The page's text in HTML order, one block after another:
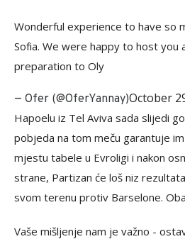
Wonderful experience to have so
Sofia. We were happy to host you
preparation to Oly
— Ofer (@OferYannay)October
Hapoelu iz Tel Aviva sada slijedi
pobjeda na tom meču garantuje
mjestu tabele u Evroligi i nakon
strane, Partizan će loš niz
svom terenu protiv Barselone.
Vaše mišljenje nam je važno -